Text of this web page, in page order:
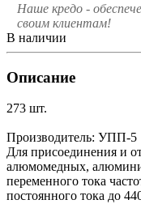
Наше кредо -
своим клиентам!
В наличии
Описание
273 шт.
Производитель: УПП-5
Для присоединения и
алюмомедных,
переменного тока
постоянного тока до